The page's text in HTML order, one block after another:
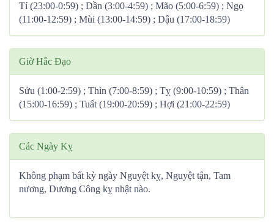
Tí (23:00-0:59) ; Dần (3:00-4:59) ; Mão (5:00-6:59) ; Ngọ
(11:00-12:59) ; Mùi (13:00-14:59) ; Dậu (17:00-18:59)
Giờ Hắc Đạo
Sửu (1:00-2:59) ; Thìn (7:00-8:59) ; Tỵ (9:00-10:59) ; Thân
(15:00-16:59) ; Tuất (19:00-20:59) ; Hợi (21:00-22:59)
Các Ngày Kỵ
Không phạm bất kỳ ngày Nguyệt kỵ, Nguyệt tận, Tam
nương, Dương Công kỵ nhật nào.